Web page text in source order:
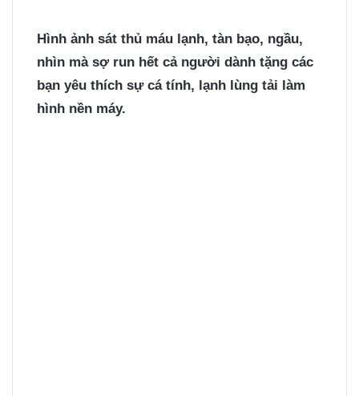
Hình ảnh sát thủ máu lạnh, tàn bạo, ngầu,
nhìn mà sợ run hết cả người dành tặng các
bạn yêu thích sự cá tính, lạnh lùng tải làm
hình nền máy.